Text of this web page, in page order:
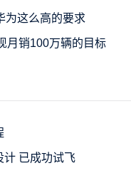
为这么高的要求
月销100万辆的目标
计 已成功试飞